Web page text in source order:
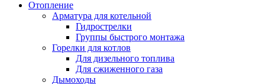
Отопление
Арматура для котельной
Гидрострелки
Группы быстрого монтажа
Горелки для котлов
Для дизельного топлива
Для сжиженного газа
Дымоходы